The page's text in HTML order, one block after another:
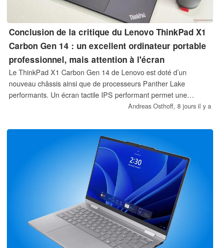
Conclusion de la critique du Lenovo ThinkPad X1
Carbon Gen 14 : un excellent ordinateur portable
professionnel, mais attention à l'écran
Le ThinkPad X1 Carbon Gen 14 de Lenovo est doté d’un
nouveau châssis ainsi que de processeurs Panther Lake
performants. Un écran tactile IPS performant permet une
autonomie impressionnante, tandis que d’excellents
garantissent une expérience de travail mobile exceptionnelle.
Andreas Osthoff, 8 jours il y a